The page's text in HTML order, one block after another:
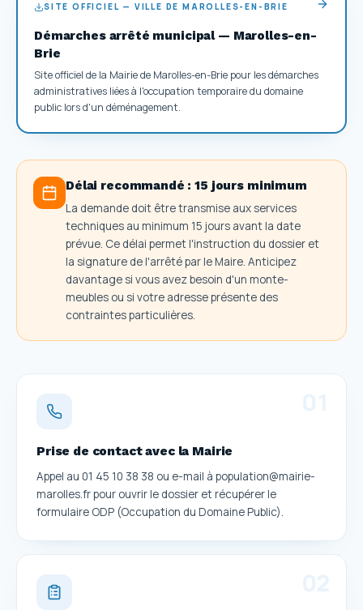
SITE OFFICIEL — VILLE DE MAROLLES-EN-BRIE
Démarches arrêté municipal — Marolles-en-
Brie
Site officiel de la Mairie de Marolles-en-Brie pour les démarches
administratives liées à l'occupation temporaire du domaine
public lors d'un déménagement.
Délai recommandé :15 jours minimum
La demande doit être transmise aux services
techniques au minimum 15 jours avant la date
prévue. Ce délai permet l'instruction du dossier et
la signature de l'arrêté par le Maire. Anticipez
davantage si vous avez besoin d'un monte-
meubles ou si votre adresse présente des
contraintes particulières.
Prise de contact avec la Mairie
Appel au 01 45 10 38 38 ou e-mail à population@mairie-
marolles.fr pour ouvrir le dossier et récupérer le
formulaire ODP (Occupation du Domaine Public).